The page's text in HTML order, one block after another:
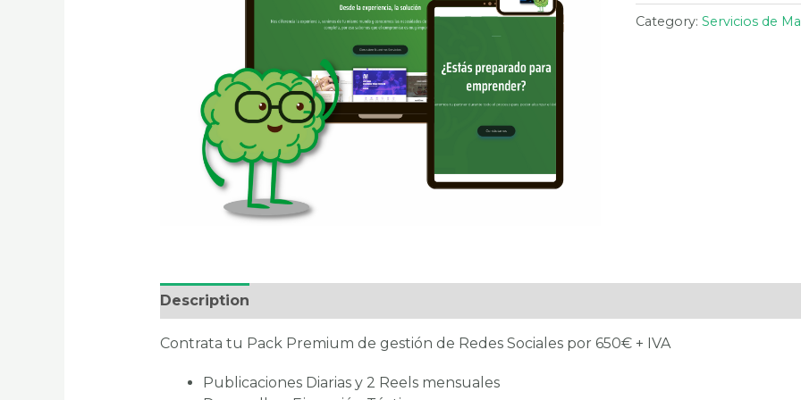
Category:Servicios de
Description
Contrata tu Pack Premium de gestión de Redes Sociales por 650€ + IVA
Publicaciones Diarias y 2 Reels mensuales